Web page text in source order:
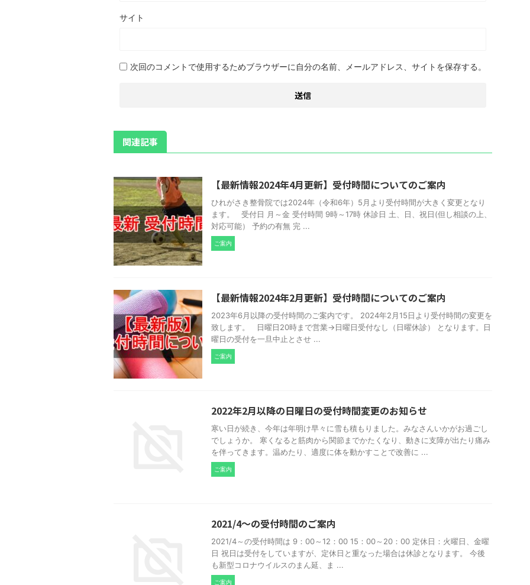
サイト
次回のコメントで使用するためブラウザーに自分の名前、メールアドレス、サイトを保存する。
関連記事
【最新情報2024年4月更新】受付時間についてのご案内
ひれがさき整骨院では2024年（令和6年）5月より受付時間が大きく変更となり
ます。 受付日 月～金 受付時間 9時～17時 休診日 土、日、祝日(但し相談の上、
対応可能） 予約の有無 完 ...
ご案内
【最新情報2024年2月更新】受付時間についてのご案内
2023年6月以降の受付時間のご案内です。 2024年2月15日より受付時間の変更を
致します。 日曜日20時まで営業→日曜日受付なし（日曜休診） となります。日
曜日の受付を一旦中止とさせ ...
ご案内
2022年2月以降の日曜日の受付時間変更のお知らせ
寒い日が続き、今年は年明け早々に雪も積もりました。みなさんいかがお過ごし
でしょうか。 寒くなると筋肉から関節までかたくなり、動きに支障が出たり痛み
を伴ってきます。温めたり、適度に体を動かすことで改善に ...
ご案内
2021/4～の受付時間のご案内
2021/4～の受付時間は 9：00～12：00 15：00～20：00 定休日：火曜日、金曜
日 祝日は受付をしていますが、定休日と重なった場合は休診となります。 今後
も新型コロナウイルスのまん延、ま ...
ご案内